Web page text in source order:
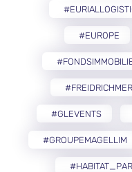
#EUROPE
#GLEVENTS
#GROUPEMAGELLIM